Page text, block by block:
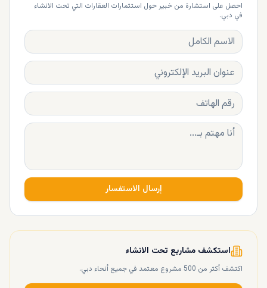
احصل على استشارة من خبير حول استثمارات العقارات التي تحت الانشاء
في دبي.
إرسال الاستفسار
استكشف مشاريع تحت الانشاء
اكتشف أكثر من 500 مشروع معتمد في جميع أنحاء دبي.